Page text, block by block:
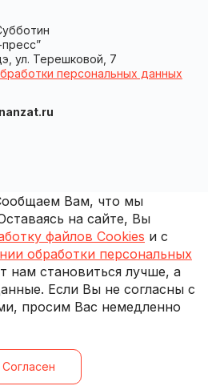
ул. Терешковой, 7
персональных данных
nanzat.ru
Вам, что мы
на сайте, Вы
файлов Cookies и с
обработки персональных
нам становиться лучше, а
Если Вы не согласны с
просим Вас немедленно
Согласен